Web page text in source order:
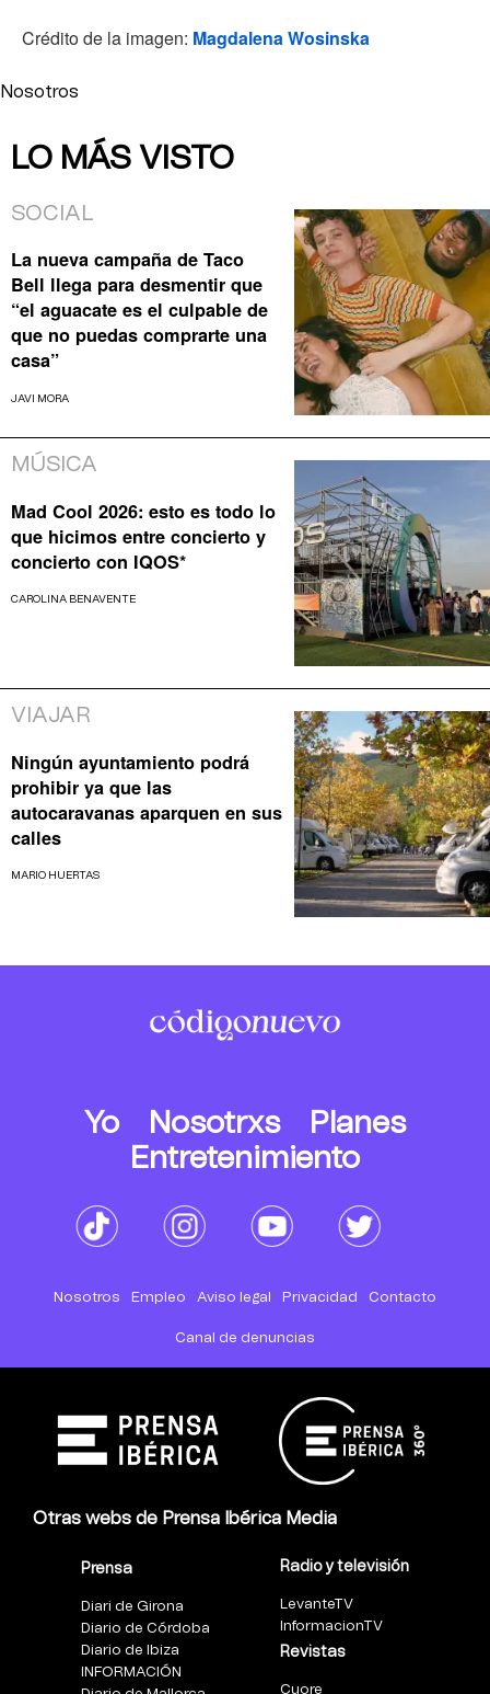
Crédito de la imagen: Magdalena Wosinska
Nosotros
LO MÁS VISTO
SOCIAL
La nueva campaña de Taco
Bell llega para desmentir que
“el aguacate es el culpable de
que no puedas comprarte una
casa”
JAVI MORA
MÚSICA
Mad Cool 2026: esto es todo lo
que hicimos entre concierto y
concierto con IQOS*
CAROLINA BENAVENTE
VIAJAR
Ningún ayuntamiento podrá
prohibir ya que las
autocaravanas aparquen en sus
calles
MARIO HUERTAS
Yo Nosotrxs
Planes
Entretenimiento
Nosotros Empleo Aviso legal Privacidad Contacto
Canal de denuncias
Otras webs de Prensa Ibérica Media
Prensa
Diari de Girona
Diario de Córdoba
Diario de Ibiza
INFORMACIÓN
Radio y televisión
LevanteTV
InformacionTV
Revistas
Cuore